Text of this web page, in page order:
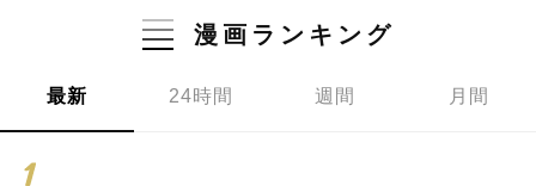
漫画ランキング
最新 24時間 週間 月間